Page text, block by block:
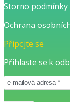
Storno podmínky
Ochrana
Připojte se
Přihlaste se k